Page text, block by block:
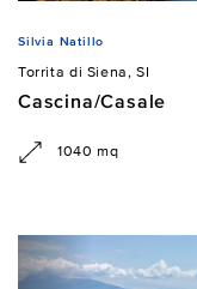
Silvia Natillo
Torrita di Siena, SI
Cascina/Casale
1040 mq